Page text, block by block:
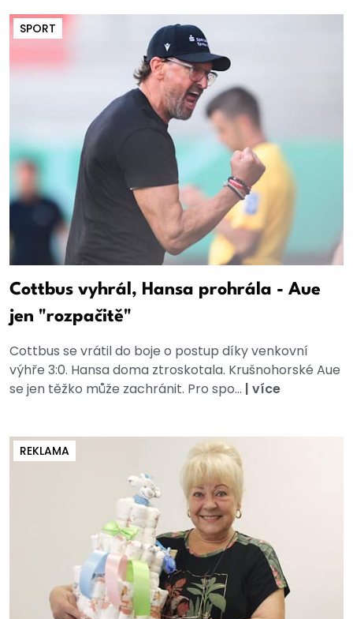
SPORT
Cottbus vyhrál, Hansa prohrála - Aue
jen "rozpačitě"
Cottbus se vrátil do boje o postup díky venkovní
výhře 3:0. Hansa doma ztroskotala. Krušnohorské Aue
se jen těžko může zachránit. Pro spo... | více
REKLAMA